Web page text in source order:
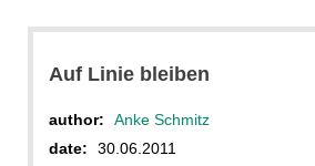
Auf Linie bleiben
author:
Anke Schmitz
date:
30.06.2011